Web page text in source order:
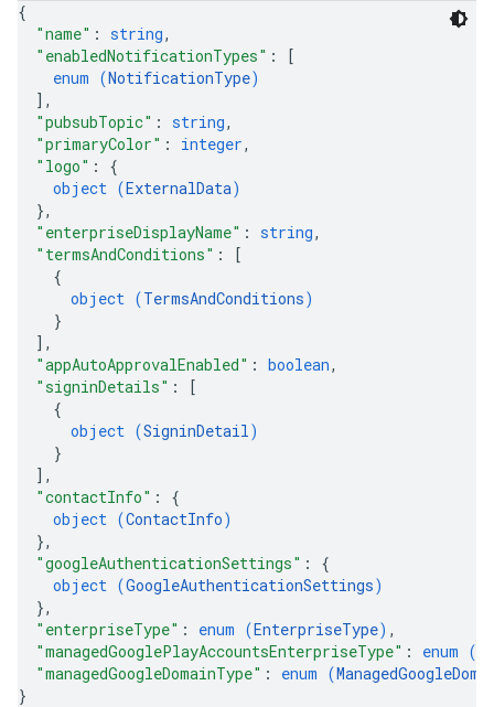
{
"name" : string,
"enabledNotificationTypes" :
[
enum (NotificationType)
] ,
"pubsubTopic" : string,
"primaryColor" : integer,
"logo" : {
object (ExternalData)
},
"enterpriseDisplayName" : string,
"termsAndConditions" :
[
{
object (TermsAndConditions)
}
] ,
"appAutoApprovalEnabled" : boolean,
"signinDetails" :
[
{
object (SigninDetail)
}
] ,
"contactInfo" : {
object (ContactInfo)
},
"googleAuthenticationSettings" : {
object (GoogleAuthenticationSettings)
},
"enterpriseType" : enum (EnterpriseType) ,
"managedGooglePlayAccountsEnterpriseType" : enum (
"managedGoogleDomainType" : enum (
}